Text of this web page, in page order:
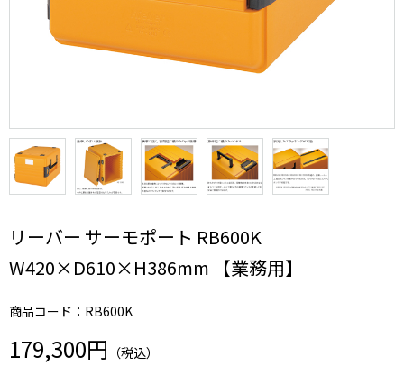
リーバー サーモポート RB600K
W420×D610×H386mm 【業務用】
商品コード：RB600K
179,300円 （税込）